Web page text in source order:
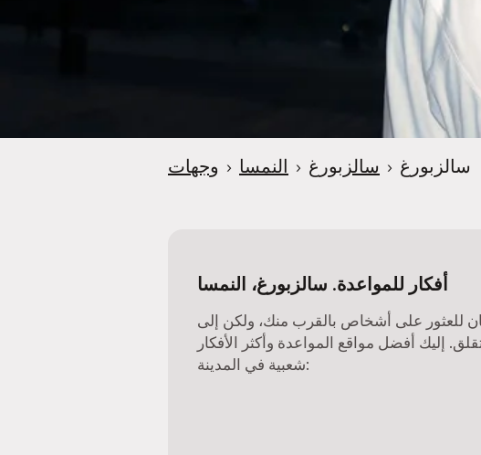
وجهات › النمسا › سالزبورغ › سالزبورغ
أفكار للمواعدة. سالزبورغ، النمسا
للعثور على أشخاص بالقرب منك، ولكن إلى
إليك أفضل مواقع المواعدة وأكثر الأفكار
شعبية في المدينة: